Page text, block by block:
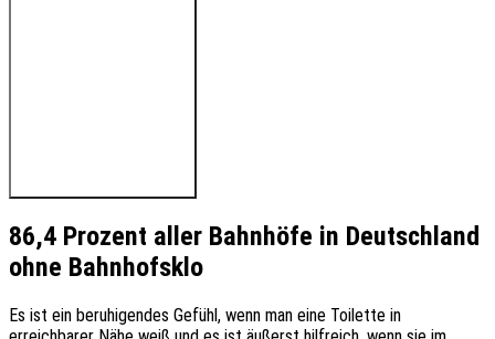
86,4 Prozent aller Bahnhöfe in Deutschland
ohne Bahnhofsklo
Es ist ein beruhigendes Gefühl, wenn man eine Toilette in